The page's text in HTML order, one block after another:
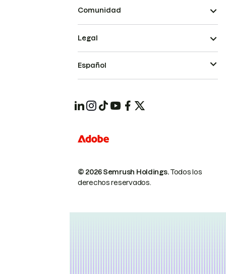
Comunidad
© 2026 Semrush Holdings.Todos los
derechos reservados.
Legal
Español